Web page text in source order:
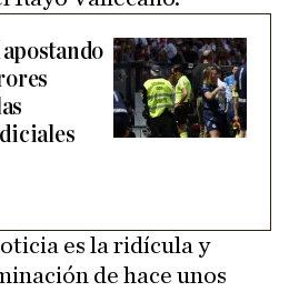
es la ridícula y
de hace unos